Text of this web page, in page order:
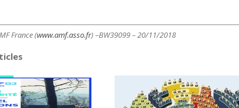
France (www.amf.asso.fr) –BW39099 – 20/11/2018